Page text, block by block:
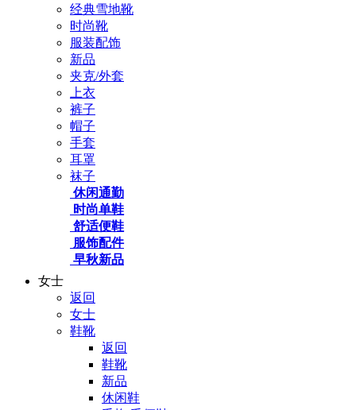
经典雪地靴
时尚靴
服装配饰
新品
夹克/外套
上衣
裤子
帽子
手套
耳罩
袜子
休闲通勤
时尚单鞋
舒适便鞋
服饰配件
早秋新品
女士
返回
女士
鞋靴
返回
鞋靴
新品
休闲鞋